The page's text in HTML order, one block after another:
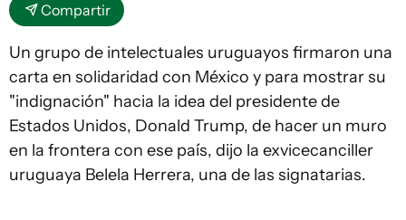
Compartir
Un grupo de intelectuales uruguayos firmaron una
carta en solidaridad con México y para mostrar su
"indignación" hacia la idea del presidente de
Estados Unidos, Donald Trump, de hacer un muro
en la frontera con ese país, dijo la exvicecanciller
uruguaya Belela Herrera, una de las signatarias.